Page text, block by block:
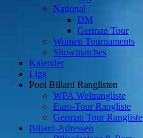
National
DM
German Tour
Women Tournaments
Showmatches
Kalender
Liga
Pool Billard Ranglisten
WPA Weltrangliste
Euro-Tour Rangliste
German Tour Rangliste
Billard-Adressen